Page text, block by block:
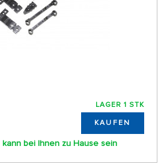
LAGER 1 STK
KAUFEN
kann bei Ihnen zu Hause sein